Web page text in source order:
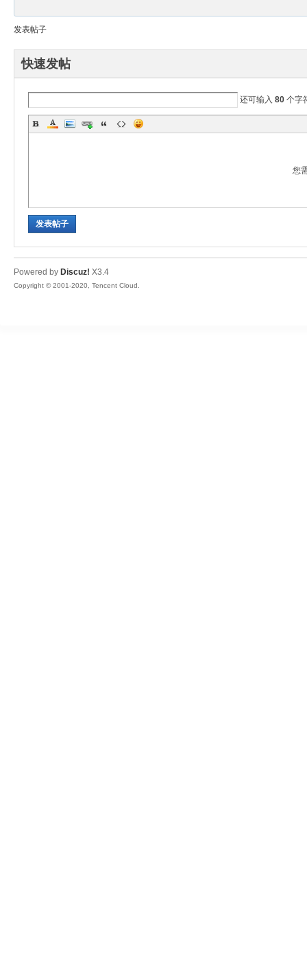
发表帖子
快速发帖
还可输入 80 个字
您
发表帖子
Powered by Discuz! X3.4
Copyright © 2001-2020, Tencent Cloud.